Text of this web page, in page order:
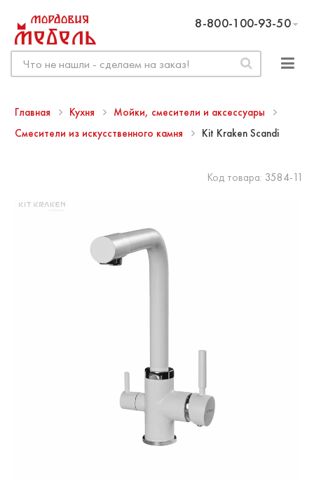
8-800-100-93-50
Главная Кухня
Мойки, смесители и аксессуары
Смесители из искусственного камня
Kit Kraken Scandi
Код товара: 3584-11